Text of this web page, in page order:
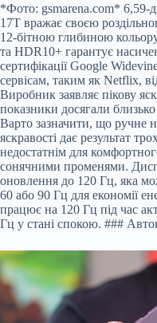
*Фото: gsmarena.com*
17T вражає своєю
12-бітною глибиною
та HDR10+ гарантує
сертифікації Google
сервісам, таким як Netflix,
Виробник заявляє пікову
показники досягали
Варто зазначити, що ручне
яскравості дає результат
недостатнім для
сонячними променями.
оновлення до 120 Гц, яка
60 або 90 Гц для економії
працює на 120 Гц під час
Гц у стані спокою. ###